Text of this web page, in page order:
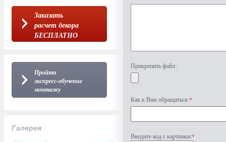
Заказать
расчет декора
БЕСПЛАТНО
Пройти
экспресс-обучение
монтажу
Галерея
Прикрепить файл:
Как к Вам обращаться:*
Введите код с картинки:*